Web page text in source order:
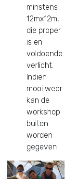
minstens
12mx12m,
die proper
is en
voldoende
verlicht.
Indien
mooi weer
kan de
workshop
buiten
worden
gegeven